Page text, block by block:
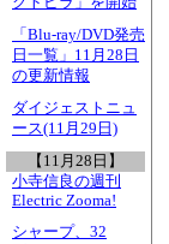
「Blu-ray/DVD発売
日一覧」11月28日
の更新情報
ダイジェストニュ
ース(11月29日)
【11月28日】
小寺信良の週刊
Electric Zooma!
シャープ、32